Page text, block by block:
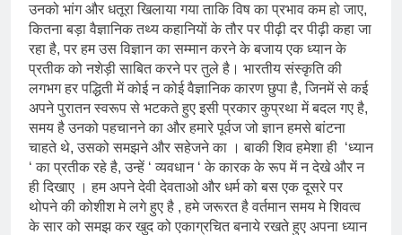
उनको भांग और धतूरा खिलाया गया ताकि विष का प्रभाव कम हो जाए,
कितना बड़ा वैज्ञानिक तथ्य कहानियों के तौर पर पीढ़ी दर पीढ़ी कहा जा
रहा है, पर हम उस विज्ञान का सम्मान करने के बजाय एक ध्यान के
प्रतीक को नशेड़ी साबित करने पर तुले है। भारतीय संस्कृति की
लगभग हर पद्धिती में कोई न कोई वैज्ञानिक कारण छुपा है, जिनमें से कई
अपने पुरातन स्वरूप से भटकते हुए इसी प्रकार कुप्रथा में बदल गए है,
समय है उनको पहचानने का और हमारे पूर्वज जो ज्ञान हमसे बांटना
चाहते थे, उसको समझने और सहेजने का । बाकी शिव हमेशा ही ‘ध्यान
‘ का प्रतीक रहे है, उन्हें ‘ व्यवधान ‘ के कारक के रूप में न देखे और न
ही दिखाए । हम अपने देवी देवताओ और धर्म को बस एक दूसरे पर
थोपने की कोशीश मे लगे हुए है , हमे जरूरत है वर्तमान समय मे शिवत्व
के सार को समझ कर खुद को एकाग्रचित बनाये रखते हुए अपना ध्यान